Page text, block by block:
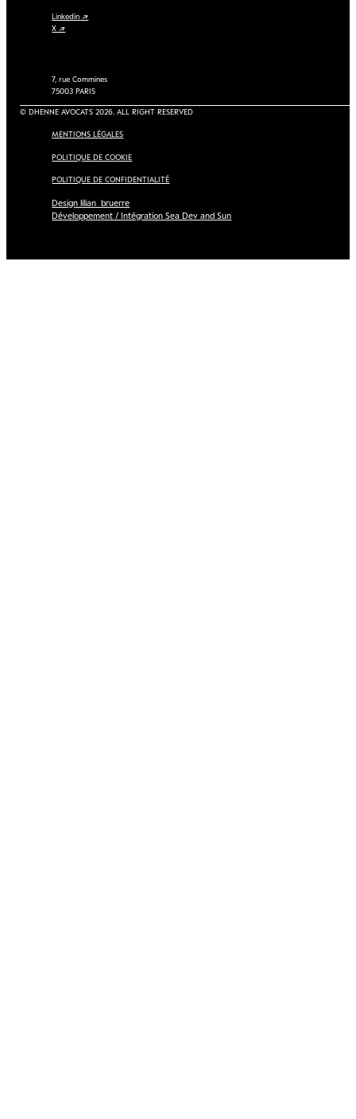
Linkedin ↗
X ↗
7, rue Commines
75003 PARIS
© DHENNE AVOCATS 2026. ALL RIGHT RESERVED
MENTIONS LÉGALES
POLITIQUE DE COOKIE
POLITIQUE DE CONFIDENTIALITÉ
Design lilian_bruerre
Développement / Intégration Sea Dev and Sun